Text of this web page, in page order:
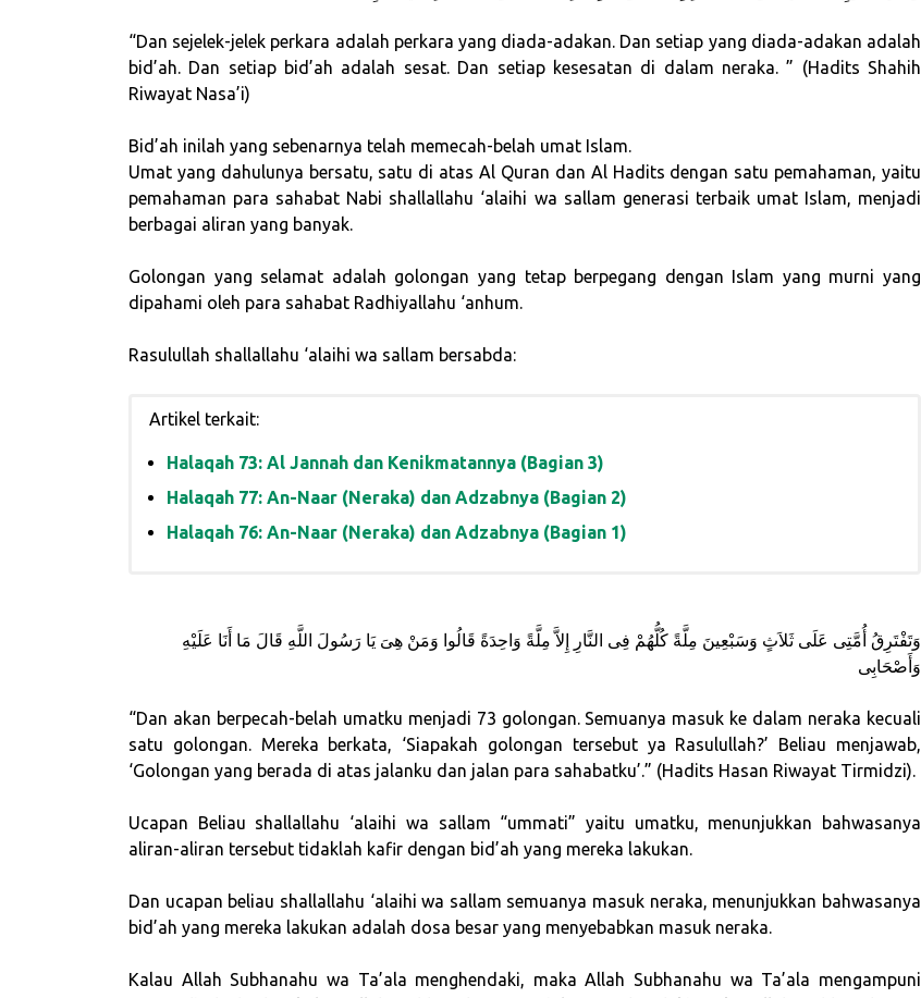
“Dan sejelek-jelek perkara adalah perkara yang diada-adakan. Dan setiap yang diada-adakan adalah
bid’ah. Dan setiap bid’ah adalah sesat. Dan setiap kesesatan di dalam neraka. ” (Hadits Shahih
Riwayat Nasa’i)
Bid’ah inilah yang sebenarnya telah memecah-belah umat Islam.
Umat yang dahulunya bersatu, satu di atas Al Quran dan Al Hadits dengan satu pemahaman, yaitu
pemahaman para sahabat Nabi shallallahu ‘alaihi wa sallam generasi terbaik umat Islam, menjadi
berbagai aliran yang banyak.
Golongan yang selamat adalah golongan yang tetap berpegang dengan Islam yang murni yang
dipahami oleh para sahabat Radhiyallahu ‘anhum.
Rasulullah shallallahu ‘alaihi wa sallam bersabda:
Artikel terkait:
Halaqah 73: Al Jannah dan Kenikmatannya (Bagian 3)
Halaqah 77: An-Naar (Neraka) dan Adzabnya (Bagian 2)
Halaqah 76: An-Naar (Neraka) dan Adzabnya (Bagian 1)
وَتَفْتَرِقُ أُمَّتِى عَلَى ثَلاَثٍ وَسَبْعِينَ مِلَّةً كُلُّهُمْ فِى النَّارِ إِلاَّ مِلَّةً وَاحِدَةً قَالُوا وَمَنْ هِىَ يَا رَسُولَ اللَّهِ قَالَ مَا أَنَا عَلَيْهِ
وَأَصْحَابِى
“Dan akan berpecah-belah umatku menjadi 73 golongan. Semuanya masuk ke dalam neraka kecuali
satu golongan. Mereka berkata, ‘Siapakah golongan tersebut ya Rasulullah?’ Beliau menjawab,
‘Golongan yang berada di atas jalanku dan jalan para sahabatku’.” (Hadits Hasan Riwayat Tirmidzi).
Ucapan Beliau shallallahu ‘alaihi wa sallam “ummati” yaitu umatku, menunjukkan bahwasanya
aliran-aliran tersebut tidaklah kafir dengan bid’ah yang mereka lakukan.
Dan ucapan beliau shallallahu ‘alaihi wa sallam semuanya masuk neraka, menunjukkan bahwasanya
bid’ah yang mereka lakukan adalah dosa besar yang menyebabkan masuk neraka.
Kalau Allah Subhanahu wa Ta’ala menghendaki, maka Allah Subhanahu wa Ta’ala mengampuni